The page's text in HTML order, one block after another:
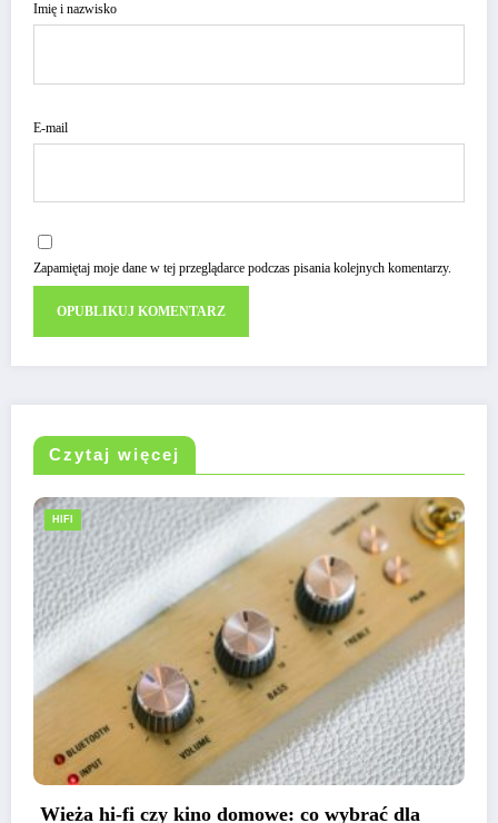
Imię i nazwisko
E-mail
Zapamiętaj moje dane w tej przeglądarce podczas pisania kolejnych komentarzy.
Czytaj więcej
HIFI
Ranking wież hi-fi : top modeli, które warto